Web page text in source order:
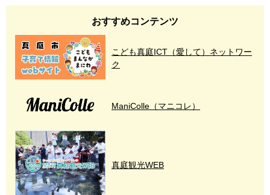
おすすめコンテンツ
こども真庭ICT（愛して）ネットワー
ク
ManiColle（マニコレ）
真庭観光WEB